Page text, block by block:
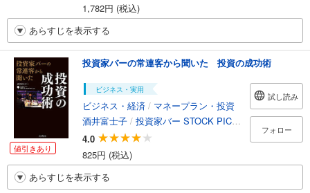
1,782円 (税込)
あらすじを表示する
値引きあり
投資家バーの常連客から聞いた 投資の成功術
ビジネス・実用
ビジネス・経済 / マネープラン・投資
酒井富士子 / 投資家バー STOCK PICKERS
4.0
825円 (税込)
試し読み
フォロー
あらすじを表示する